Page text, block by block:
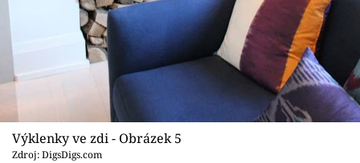
Výklenky ve zdi - Obrázek 5
Zdroj: DigsDigs.com